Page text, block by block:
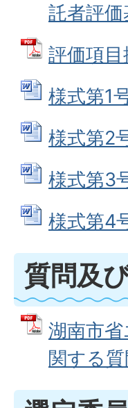
託者評
評価項
様式第1
様式第2
様式第3
様式第4
質問及
湖南市
関する